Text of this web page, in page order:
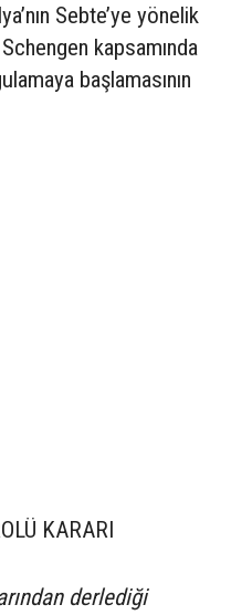
Sebte’ye yönelik
kapsamında
başlamasının
KARARI
derlediği